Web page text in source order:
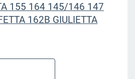
155 164 145/146 147
162B GIULIETTA